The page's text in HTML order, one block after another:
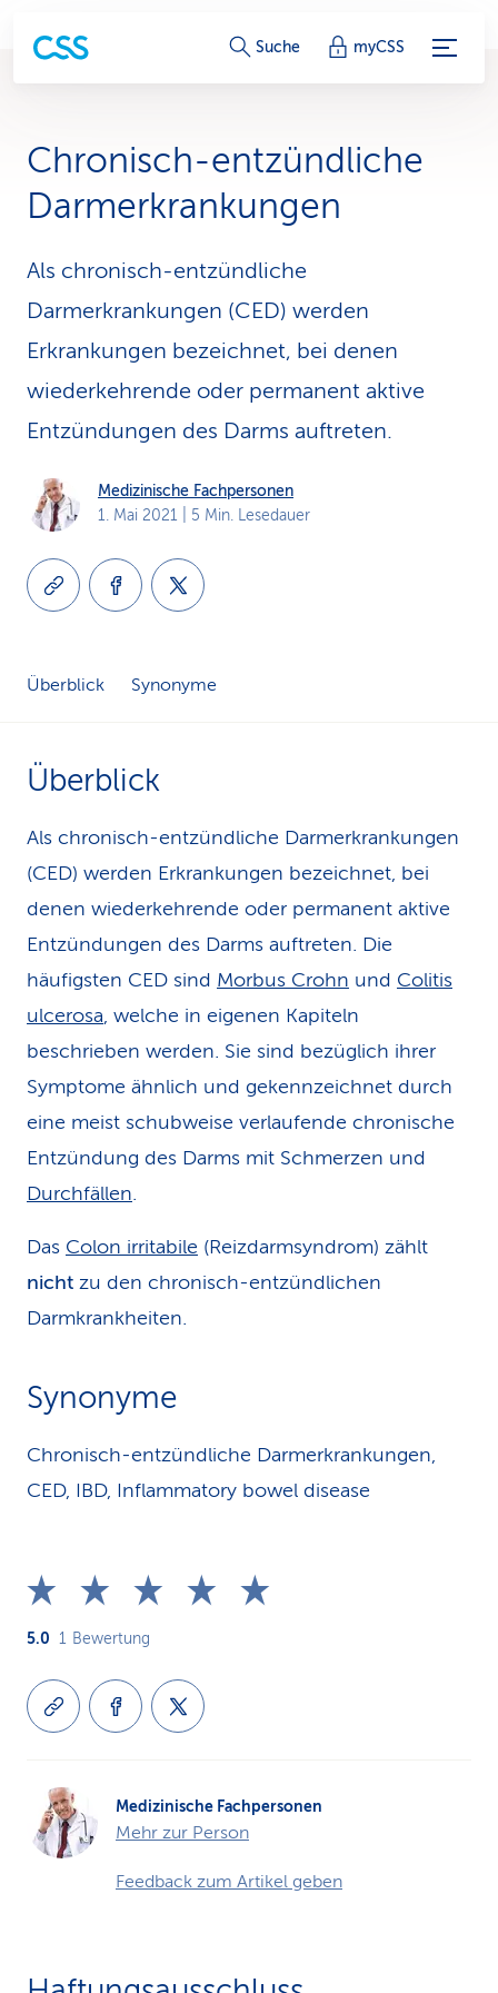
S
i
c
e
-
L
i
n
k
Suche myCSS
Chronisch-entzündliche
Darmerkrankungen
Als chronisch-entzündliche
Darmerkrankungen (CED) werden
Erkrankungen bezeichnet, bei denen
wiederkehrende oder permanent aktive
Entzündungen des Darms auftreten.
Medizinische Fachpersonen
1. Mai 2021 | 5 Min. Lesedauer
Überblick Synonyme
Überblick
Als chronisch-entzündliche Darmerkrankungen
(CED) werden Erkrankungen bezeichnet, bei
denen wiederkehrende oder permanent aktive
Entzündungen des Darms auftreten. Die
häufigsten CED sind Morbus Crohn und Colitis
ulcerosa, welche in eigenen Kapiteln
beschrieben werden. Sie sind bezüglich ihrer
Symptome ähnlich und gekennzeichnet durch
eine meist schubweise verlaufende chronische
Entzündung des Darms mit Schmerzen und
Durchfällen.
Das Colon irritabile (Reizdarmsyndrom) zählt
nicht zu den chronisch-entzündlichen
Darmkrankheiten.
Synonyme
Chronisch-entzündliche Darmerkrankungen,
CED, IBD, Inflammatory bowel disease
5.0 1 Bewertung
Medizinische Fachpersonen
Mehr zur Person
Feedback zum Artikel geben